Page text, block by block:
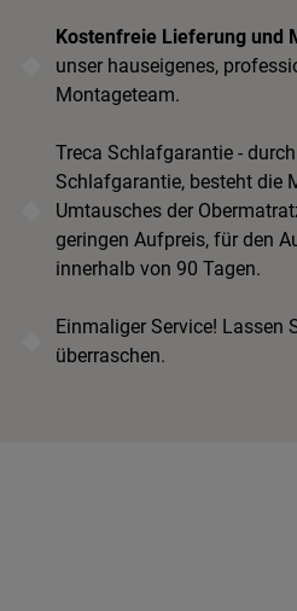
Kostenfreie Lieferung und
unser hauseigenes,
Montageteam.
Treca Schlafgarantie -
Schlafgarantie, besteht die
Umtausches der
geringen Aufpreis, für den
innerhalb von 90 Tagen.
Einmaliger Service! Lassen
überraschen.